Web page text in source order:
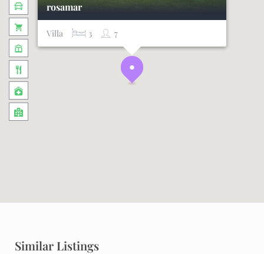
rosamar
Villa 7
3
Similar Listings